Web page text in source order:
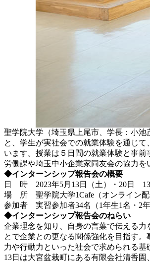
聖学院大学（埼玉県上尾市、学長：小
と、学生が実社会での就業体験を通じ
います。授業は５日間の就業体験と事
労働課や埼玉中小企業家同友会の協力を
◆インターンシップ報告会の概要
日 時 2023年5月13日（土）・20日 13
場 所 聖学院大学1Cafe（オンライン配
参加者 実習参加者34名（1年生1名・2年
◆インターンシップ報告会のねらい
企業理念を知り、自身の言葉で伝える
とで企業との更なる関係強化を目指す
力や行動力といった社会で求められる
13日は大宮盆栽町にある有限会社清香